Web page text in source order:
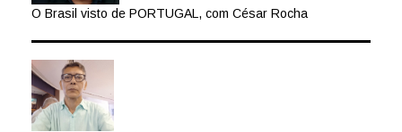
O Brasil visto de PORTUGAL, com César Rocha